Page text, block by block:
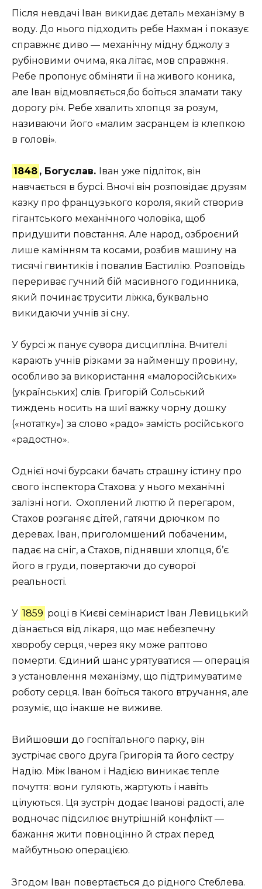
Після невдачі Іван викидає деталь механізму в
воду. До нього підходить ребе Нахман і показує
справжнє диво — механічну мідну бджолу з
рубіновими очима, яка літає, мов справжня.
Ребе пропонує обміняти її на живого коника,
але Іван відмовляється,бо боїться зламати таку
дорогу річ. Ребе хвалить хлопця за розум,
називаючи його «малим засранцем із клепкою
в голові».
1848 , Богуслав. Іван уже підліток, він
навчається в бурсі. Вночі він розповідає друзям
казку про французького короля, який створив
гігантського механічного чоловіка, щоб
придушити повстання. Але народ, озброєний
лише камінням та косами, розбив машину на
тисячі гвинтиків і повалив Бастилію. Розповідь
перериває гучний бій масивного годинника,
який починає трусити ліжка, буквально
викидаючи учнів зі сну.
У бурсі ж панує сувора дисципліна. Вчителі
карають учнів різками за найменшу провину,
особливо за використання «малоросійських»
(українських) слів. Григорій Сольський
тиждень носить на шиї важку чорну дошку
(«нотатку») за слово «радо» замість російського
«радостно».
Однієї ночі бурсаки бачать страшну істину про
свого інспектора Стахова: у нього механічні
залізні ноги. Охоплений люттю й перегаром,
Стахов розганяє дітей, гатячи дрючком по
деревах. Іван, приголомшений побаченим,
падає на сніг, а Стахов, піднявши хлопця, б’є
його в груди, повертаючи до суворої
реальності.
У 1859 році в Києві семінарист Іван Левицький
дізнається від лікаря, що має небезпечну
хворобу серця, через яку може раптово
померти. Єдиний шанс урятуватися — операція
з установлення механізму, що підтримуватиме
роботу серця. Іван боїться такого втручання, але
розуміє, що інакше не виживе.
Вийшовши до госпітального парку, він
зустрічає свого друга Григорія та його сестру
Надію. Між Іваном і Надією виникає тепле
почуття: вони гуляють, жартують і навіть
цілуються. Ця зустріч додає Іванові радості, але
водночас підсилює внутрішній конфлікт —
бажання жити повноцінно й страх перед
майбутньою операцією.
Згодом Іван повертається до рідного Стеблева.